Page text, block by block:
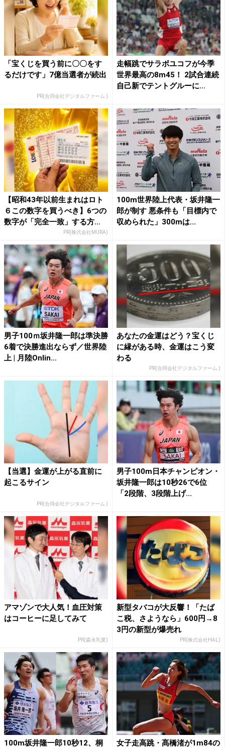
「宝くじを買う前に〇〇をす
るだけです」7億当選者が続出
PR(合同会社デジタルファーム )
走幅跳でサラボユコフが今季
世界最高の8m45！ 2試合連続
自己新でテントグルーに...
【昭和43年以前生まれはロト
６この数字を買うべき】6つの
数字が「完全一致」する方...
PR(株式会社MURA)
100m世界陸上代表・坂井隆一
郎が制す 悪条件も「目標内で
収められた」300mは...
男子100ｍ坂井隆一郎は準決勝
6着で決勝進出ならず／世界陸
上 | 月陸Onlin...
あなたの金運はどう？宝くじ
に縁がある時、金運はこう変
わる
PR(合同会社デジタルファーム )
【当選】金運が上がる直前に
起こるサイン
PR(合同会社デジタルファーム )
男子100m日本チャンピオン・
坂井隆一郎は10秒26で6位
「2段階、3段階上げ...
アマゾンで大人気！血圧対策
はコーヒーに足してみて
PR(森永乳業)
新型タバコが大反響！「たば
こ税、さようなら」600円→8
3円の新型が爆売れ
PR(株式会社HAL)
100m坂井隆一郎10秒12、桐 女子走高跳・髙橋渚が1m84の